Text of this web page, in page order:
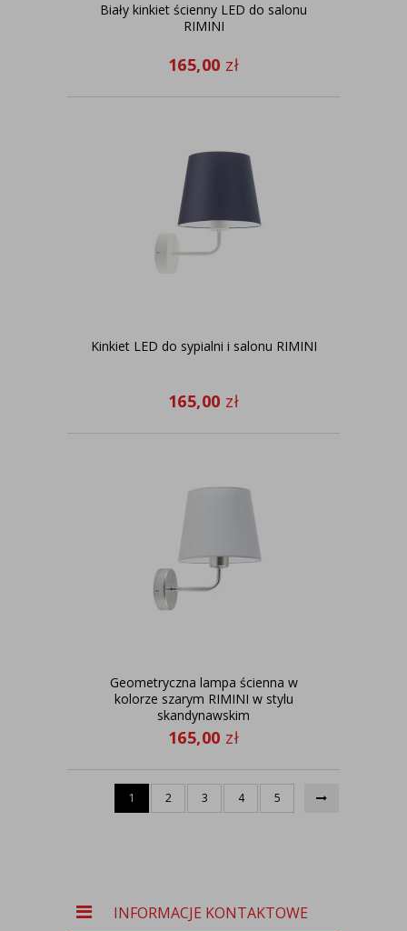
Biały kinkiet ścienny LED do salonu
RIMINI
165,00 zł
Kinkiet LED do sypialni i salonu RIMINI
165,00 zł
Geometryczna lampa ścienna w
kolorze szarym RIMINI w stylu
skandynawskim
165,00 zł
1 2 3 4 5
INFORMACJE KONTAKTOWE